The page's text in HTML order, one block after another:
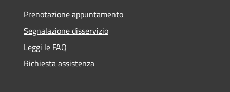
Prenotazione appuntamento
Segnalazione disservizio
Leggi le FAQ
Richiesta assistenza